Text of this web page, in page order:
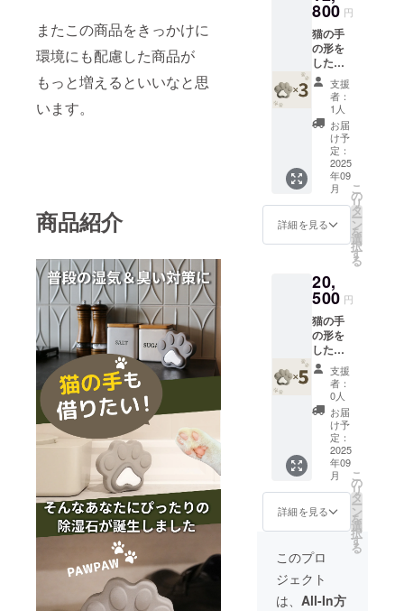
またこの商品をきっかけに
環境にも配慮した商品が
もっと増えるといいなと思
います。
商品紹介
800 円
猫の手
の形を
した、
除湿剤3
個 で
す。
支援
者：
1人
お届
け予
定：
2025
年09
月
詳細を見る
こ
の
リ
タ
ー
ン
を
選
択
す
る
20,
500 円
猫の手
の形を
した、
除湿剤5
個 で
す。
支援
者：
0人
お届
け予
定：
2025
年09
月
詳細を見る
こ
の
リ
タ
ー
ン
を
選
択
す
る
このプロ
ジェクト
は、 All-In方